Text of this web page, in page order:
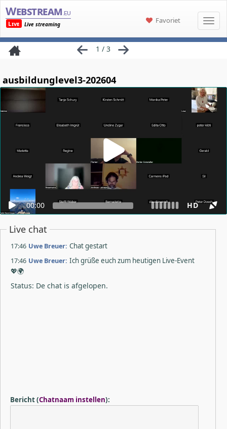
Webstream .eu
Live
Live streaming Favoriet
1 / 3
ausbildunglevel3-202604
00:00 HD
Live chat
17:46 Uwe Breuer: Chat gestart
17:46 Uwe Breuer: Ich grüße euch zum heutigen Live-Event
💖🌍
Status: De chat is afgelopen.
Bericht(Chatnaam instellen):